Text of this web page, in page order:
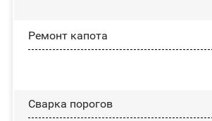
Ремонт капота
Сварка порогов